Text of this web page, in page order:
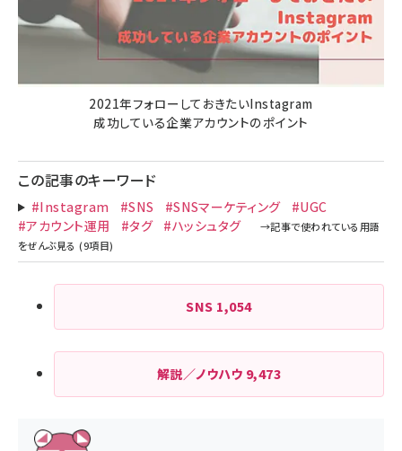
2021年フォローしておきたいInstagram
成功している企業アカウントのポイント
この記事のキーワード
#Instagram #SNS #SNSマーケティング
#UGC
#アカウント運用
#タグ #ハッシュタグ
SNS 1,054
解説／ノウハウ 9,473